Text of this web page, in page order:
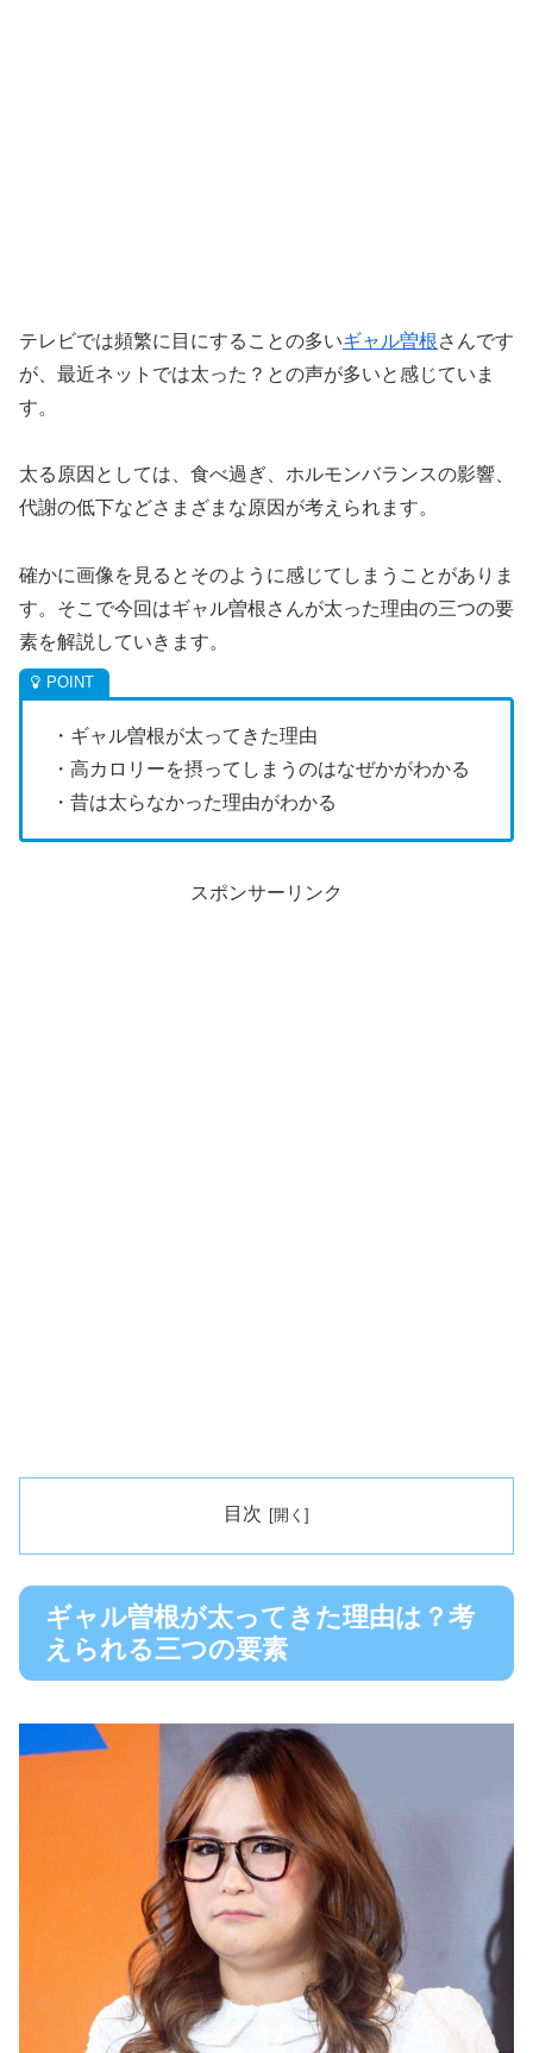
テレビでは頻繁に目にすることの多いギャル曽根さんです
が、最近ネットでは太った？との声が多いと感じていま
す。
太る原因としては、食べ過ぎ、ホルモンバランスの影響、
代謝の低下などさまざまな原因が考えられます。
確かに画像を見るとそのように感じてしまうことがありま
す。そこで今回はギャル曽根さんが太った理由の三つの要
素を解説していきます。
・ギャル曽根が太ってきた理由
・高カロリーを摂ってしまうのはなぜかがわかる
・昔は太らなかった理由がわかる
スポンサーリンク
目次
ギャル曽根が太ってきた理由は？考
えられる三つの要素